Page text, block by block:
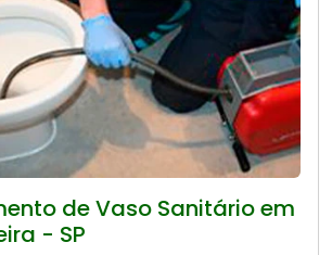
de Vaso Sanitário em
- SP